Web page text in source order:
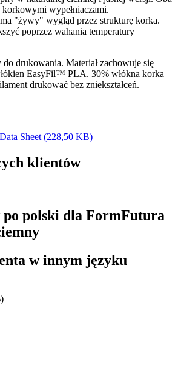
wypełniaczami.
"żywy" wygląd przez strukturę korka.
poprzez wahania temperatury
drukowania. Materiał zachowuje się
EasyFil™ PLA. 30% włókna korka
drukować bez zniekształceń.
Sheet (228,50 KB)
klientów
po polski dla FormFutura
w innym języku